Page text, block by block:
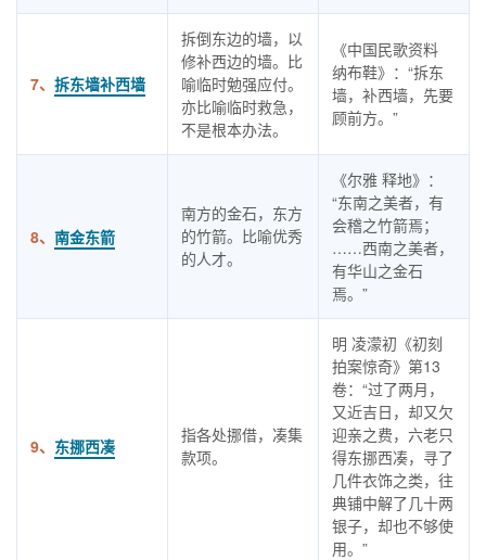
7、 拆东墙补西墙
拆倒东边的墙，以
修补西边的墙。比
喻临时勉强应付。
亦比喻临时救急，
不是根本办法。
《中国民歌资料
纳布鞋》：“拆东
墙，补西墙，先要
顾前方。”
8、 南金东箭
南方的金石，东方
的竹箭。比喻优秀
的人才。
《尔雅 释地》：
“东南之美者，有
会稽之竹箭焉；
……西南之美者，
有华山之金石
焉。”
9、 东挪西凑
指各处挪借，凑集
款项。
明 凌濛初《初刻
拍案惊奇》第13
卷：“过了两月，
又近吉日，却又欠
迎亲之费，六老只
得东挪西凑，寻了
几件衣饰之类，往
典铺中解了几十两
银子，却也不够使
用。”